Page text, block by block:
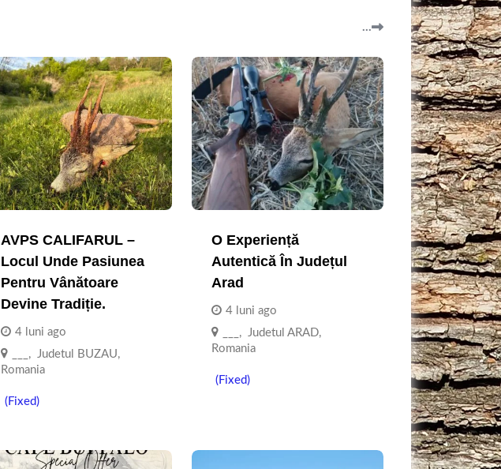
...
AVPS CALIFARUL –
Locul Unde Pasiunea
Pentru Vânătoare
Devine Tradiție.
4 luni ago
, Judetul BUZAU,
Romania
(Fixed)
O Experiență
Autentică În Județul
Arad
4 luni ago
, Judetul ARAD,
Romania
(Fixed)